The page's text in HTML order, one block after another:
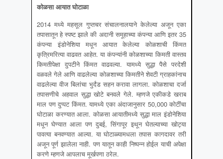
कोळसा आयात घोटाळा
2014 मध्ये महसूल गुप्तचर संचालनालयाने केलेल्या अजून एका
तपासातून हे स्पष्ट झाले की अदानी समूहाच्या कंपन्या आणि इतर 35
कंपन्या इंडोनेशिया मधून आयात केलेल्या कोळशाची किंमत
कृत्रिमरित्या वाढवत आहेत. या कंपन्यांनी कोळशाच्या किमती वास्तव
किमतीपेक्षा दुपटीने किंमत वाढवल्या. यामध्ये सुद्धा पैसे परदेशी
वळवले गेले आणि वाढलेल्या कोळशाच्या किमतीने शेवटी ग्राहकांनाच
वाढलेल्या वीज बिलांचा भुर्दंड सहन करावा लागला. कोळशाचा दर्जा
तपासणीचे अहवाल सुद्धा खोटे बनवले गेले. म्हणजे एकीकडे खराब
माल पण दुप्पट किंमत. यामध्ये एका अंदाजानुसार 50,000 कोटींचा
घोटाळा करण्यात आला. कोळसा आयातीमध्ये सुद्धा माल इंडोनेशिया
मधून घेण्यात आला पण दुबई, सिंगापूर इथून घेतल्याच्या खोट्या
पावत्या बनवण्यात आल्या. या घोटाळ्यामधला तपास कागदावर तरी
अजून पूर्ण झालेला नाही. पण यातून काही निष्पन्न होईल याची अपेक्षा
करणे म्हणजे आपलाच मूर्खपणा ठरेल.